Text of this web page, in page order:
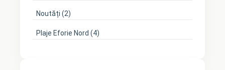
Noutăți (2)
Plaje Eforie Nord (4)